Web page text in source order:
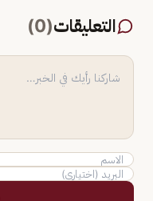
التعليقات(
0
)